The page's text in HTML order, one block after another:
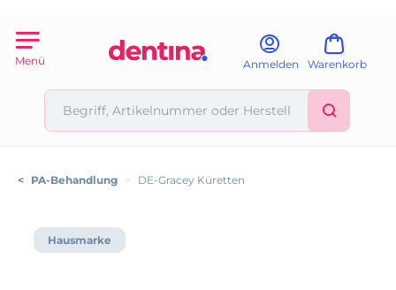
Menü Anmelden Warenkorb
< PA-Behandlung > DE-Gracey Küretten
Hausmarke